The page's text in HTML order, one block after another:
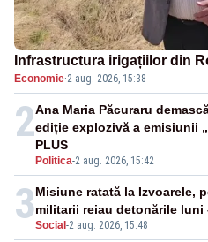
Infrastructura irigațiilor din
Economie·2 aug. 2026, 15:38
2
Politica-2 aug. 2026, 15:42
Ana Maria Păcuraru
ediție explozivă a emisiunii
PLUS
3Social -2 aug. 2026, 15:48
Misiune ratată la Izvoarele,
militarii reiau detonările luni